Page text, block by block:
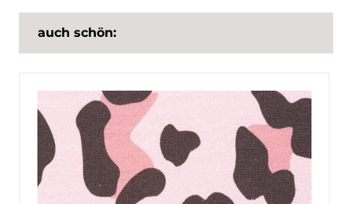
auch schön: